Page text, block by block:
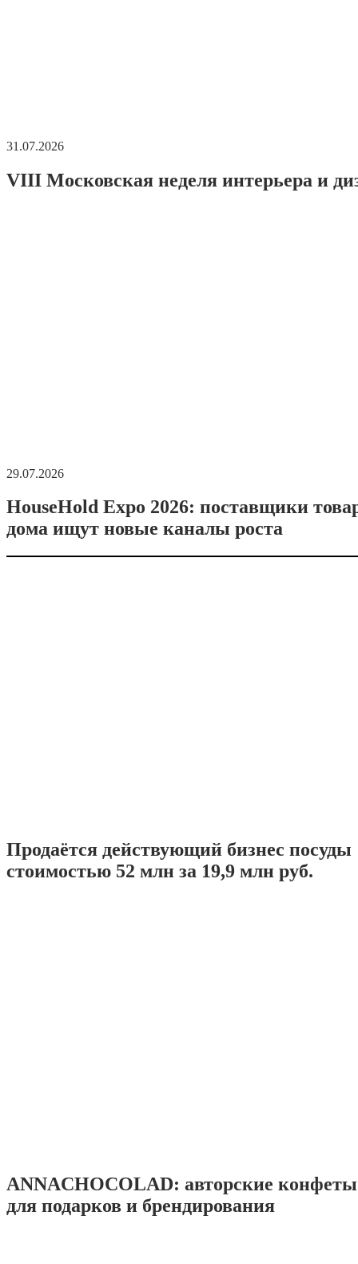
31.07.2026
VIII Московская неделя интерьера и
29.07.2026
HouseHold Expo 2026: поставщики
дома ищут новые каналы роста
Продаётся действующий бизнес посуды
стоимостью 52 млн за 19,9 млн руб.
ANNACHOCOLAD: авторские
для подарков и брендирования